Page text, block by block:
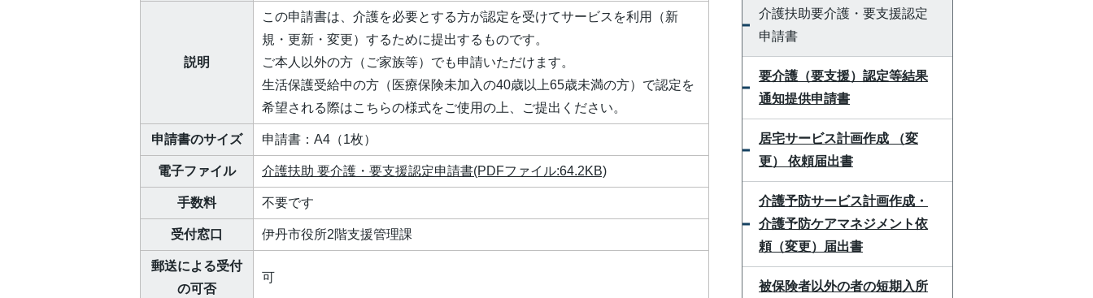
説明
この申請書は、介護を必要とする方が認定を受けてサービスを利用（新
規・更新・変更）するために提出するものです。
ご本人以外の方（ご家族等）でも申請いただけます。
生活保護受給中の方（医療保険未加入の40歳以上65歳未満の方）で認定を
希望される際はこちらの様式をご使用の上、ご提出ください。
申請書のサイズ 申請書：A4（1枚）
電子ファイル 介護扶助 要介護・要支援認定申請書(PDFファイル:64.2KB)
手数料 不要です
受付窓口 伊丹市役所2階支援管理課
郵送による受付
の可否
可
介護扶助要介護・要支援認定
申請書
要介護（要支援）認定等結果
通知提供申請書
居宅サービス計画作成 （変
更） 依頼届出書
介護予防サービス計画作成・
介護予防ケアマネジメント依
頼（変更）届出書
被保険者以外の者の短期入所